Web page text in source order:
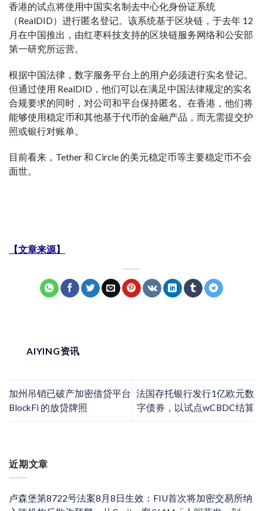
近期文章
卢森堡第8722号法案8月8日生效：FIU首次将加密交易所纳
香港的试点将使用中国实名制去中心化身份证系统
（RealDID）进行匿名登记。该系统基于区块链，于去年 12
月在中国推出，由红枣科技支持的区块链服务网络和公安部
第一研究所运营。
根据中国法律，数字服务平台上的用户必须进行实名登记。
但通过使用 RealDID，他们可以在满足中国法律规定的实名
合规要求的同时，对公司和平台保持匿名。在香港，他们将
能够使用稳定币和其他基于代币的金融产品，而无需提交护
照或银行对账单。
目前看来，Tether 和 Circle 的美元稳定币等主要稳定币不会
面世。
【文章来源】
AIYING资讯
加州吊销已破产加密借贷平台
BlockFi 的放贷牌照
法国存托银行发行1亿欧元数
字债券，以试点wCBDC结算